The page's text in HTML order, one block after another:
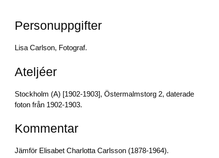
b
Personuppgifter
Lisa Carlson, Fotograf.
Ateljéer
Stockholm (A) [1902-1903], Östermalmstorg 2, daterade
foton från 1902-1903.
Kommentar
Jämför Elisabet Charlotta Carlsson (1878-1964).